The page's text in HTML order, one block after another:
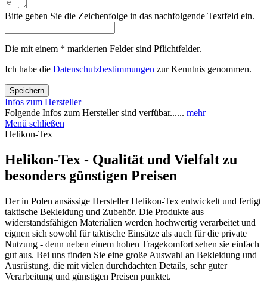
Bitte geben Sie die Zeichenfolge in das nachfolgende Textfeld ein.
Die mit einem * markierten Felder sind Pflichtfelder.
Ich habe die Datenschutzbestimmungen zur Kenntnis genommen.
Speichern
Infos zum Hersteller
Folgende Infos zum Hersteller sind verfübar...... mehr
Menü schließen
Helikon-Tex
Helikon-Tex - Qualität und Vielfalt zu
besonders günstigen Preisen
Der in Polen ansässige Hersteller Helikon-Tex entwickelt und fertigt
taktische Bekleidung und Zubehör. Die Produkte aus
widerstandsfähigen Materialien werden hochwertig verarbeitet und
eignen sich sowohl für taktische Einsätze als auch für die private
Nutzung - denn neben einem hohen Tragekomfort sehen sie einfach
gut aus. Bei uns finden Sie eine große Auswahl an Bekleidung und
Ausrüstung, die mit vielen durchdachten Details, sehr guter
Verarbeitung und günstigen Preisen punktet.